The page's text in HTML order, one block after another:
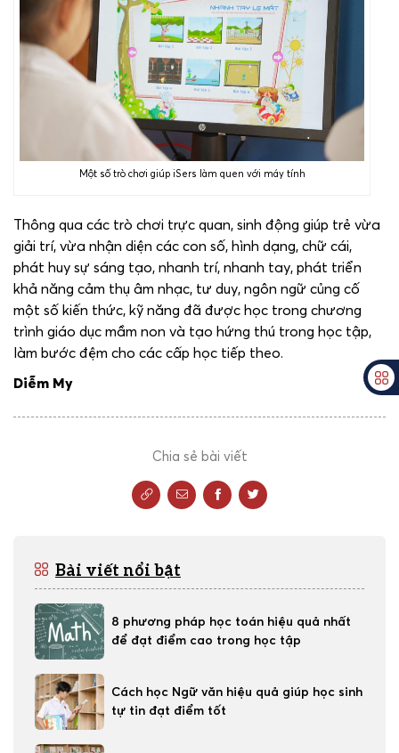
Một số trò chơi giúp iSers làm quen với máy tính
Thông qua các trò chơi trực quan, sinh động giúp trẻ vừa
giải trí, vừa nhận diện các con số, hình dạng, chữ cái,
phát huy sự sáng tạo, nhanh trí, nhanh tay, phát triển
khả năng cảm thụ âm nhạc, tư duy, ngôn ngữ củng cố
một số kiến thức, kỹ năng đã được học trong chương
trình giáo dục mầm non và tạo hứng thú trong học tập,
làm bước đệm cho các cấp học tiếp theo.
Diễm My
Chia sẻ bài viết
Bài viết nổi bật
8 phương pháp học toán hiệu quả nhất
để đạt điểm cao trong học tập
Cách học Ngữ văn hiệu quả giúp học sinh
tự tin đạt điểm tốt